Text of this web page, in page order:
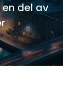
del av